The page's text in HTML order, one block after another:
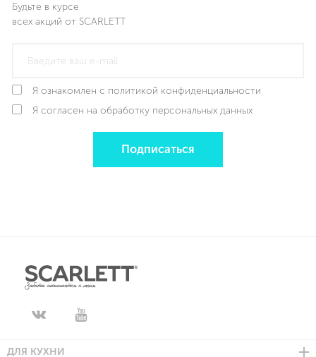
Будьте в курсе
всех акций от SCARLETT
Я ознакомлен с политикой конфиденциальности
Я согласен на обработку персональных данных
Подписаться
ДЛЯ КУХНИ